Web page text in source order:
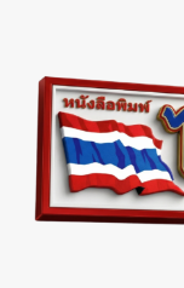
content